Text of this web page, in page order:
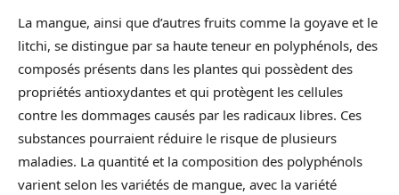
La mangue, ainsi que d’autres fruits comme la goyave et le
litchi, se distingue par sa haute teneur en polyphénols, des
composés présents dans les plantes qui possèdent des
propriétés antioxydantes et qui protègent les cellules
contre les dommages causés par les radicaux libres. Ces
substances pourraient réduire le risque de plusieurs
maladies. La quantité et la composition des polyphénols
varient selon les variétés de mangue, avec la variété